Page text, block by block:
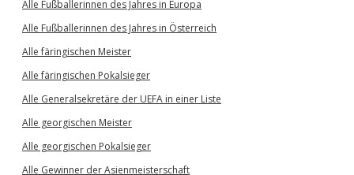
Alle Fußballerinnen des Jahres in Europa
Alle Fußballerinnen des Jahres in Österreich
Alle färingischen Meister
Alle färingischen Pokalsieger
Alle Generalsekretäre der UEFA in einer Liste
Alle georgischen Meister
Alle georgischen Pokalsieger
Alle Gewinner der Asienmeisterschaft